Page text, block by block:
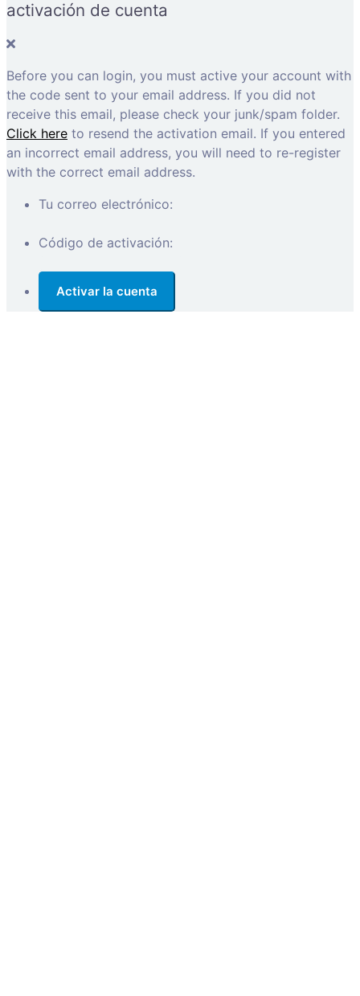
activación de cuenta
Before you can login, you must active your account with
the code sent to your email address. If you did not
receive this email, please check your junk/spam folder.
Click here to resend the activation email. If you entered
an incorrect email address, you will need to re-register
with the correct email address.
Tu correo electrónico:
Código de activación: